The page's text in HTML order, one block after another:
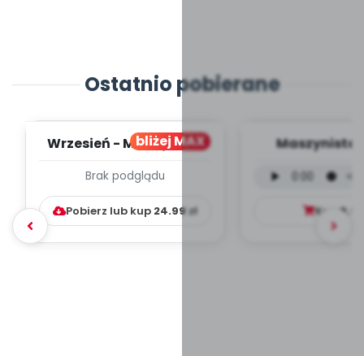
Ostatnio pobierane
bliżej MAX
Wrzesień - MIESIĘCZNY
WYCHOWAWCZO –
DYDAKTYC...
Brak podglądu
Pobierz lub kup 24.99zł
Maszynista
mp3)
Kup 9.99